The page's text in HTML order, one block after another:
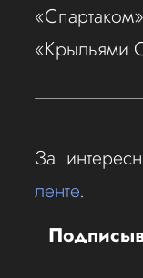
«Крыльями
За
ленте.